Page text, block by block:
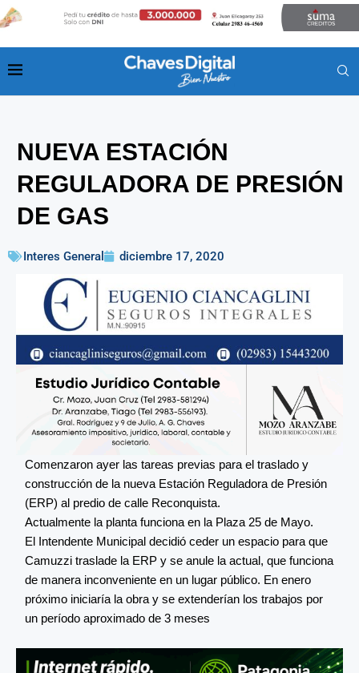
NUEVA ESTACIÓN
REGULADORA DE PRESIÓN
DE GAS
Interes General diciembre 17, 2020
Comenzaron ayer las tareas previas para el traslado y
construcción de la nueva Estación Reguladora de Presión
(ERP) al predio de calle Reconquista.
Actualmente la planta funciona en la Plaza 25 de Mayo.
El Intendente Municipal decidió ceder un espacio para que
Camuzzi traslade la ERP y se anule la actual, que funciona
de manera inconveniente en un lugar público. En enero
próximo iniciaría la obra y se extenderían los trabajos por
un período aproximado de 3 meses